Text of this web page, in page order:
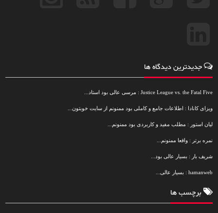
جدیدترین دیدگاه ها
Justice League vs. the Fatal Five : مرسی عالی بود استاد...
ویزای کانادا : اطلاعات جامع و کاملی بود ممنونم از سایت خوبتون...
لیان استور : مطلب مفید و کاربردی بود ممنونم...
نمره برتر : واقعا ممنونم...
شریف بار : بسیار عالی بود...
hamanweb : بسیار عالی...
برچسب ها